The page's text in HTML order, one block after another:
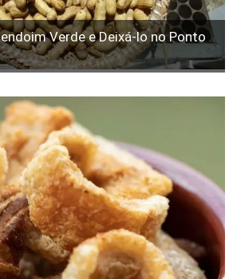
Verde e Deixá-lo no Ponto